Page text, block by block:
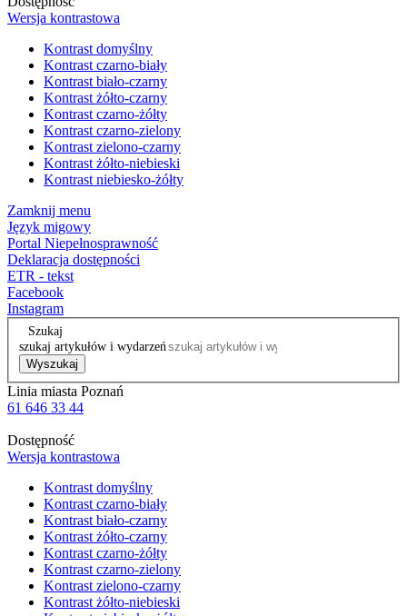
Wersja kontrastowa
Kontrast domyślny
Kontrast czarno-biały
Kontrast biało-czarny
Kontrast żółto-czarny
Kontrast czarno-żółty
Kontrast czarno-zielony
Kontrast zielono-czarny
Kontrast żółto-niebieski
Kontrast niebiesko-żółty
Zamknij menu
Język migowy
Portal Niepełnosprawność
Deklaracja dostępności
ETR - tekst
Facebook
Instagram
Szukaj
szukaj artykułów i wydarzeń
Wyszukaj
Linia miasta Poznań
61 646 33 44
Dostępność
Wersja kontrastowa
Kontrast domyślny
Kontrast czarno-biały
Kontrast biało-czarny
Kontrast żółto-czarny
Kontrast czarno-żółty
Kontrast czarno-zielony
Kontrast zielono-czarny
Kontrast żółto-niebieski